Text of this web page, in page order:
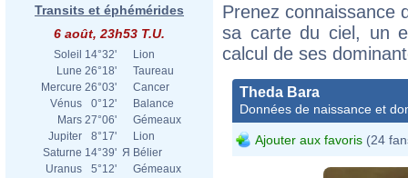
Transits et éphémérides
6 août, 23h53 T.U.
Soleil 14°32'
Lion
Lune 26°18'
Taureau
Mercure 26°03'
Cancer
Vénus
0°12'
Balance
Mars 27°06'
Gémeaux
Jupiter
8°17'
Lion
Saturne 14°39' Я Bélier
Uranus
5°12'
Gémeaux
Prenez connaissance
sa carte du ciel, un
calcul de ses
Theda Bara
Données de naissance et
Ajouter aux favoris (24